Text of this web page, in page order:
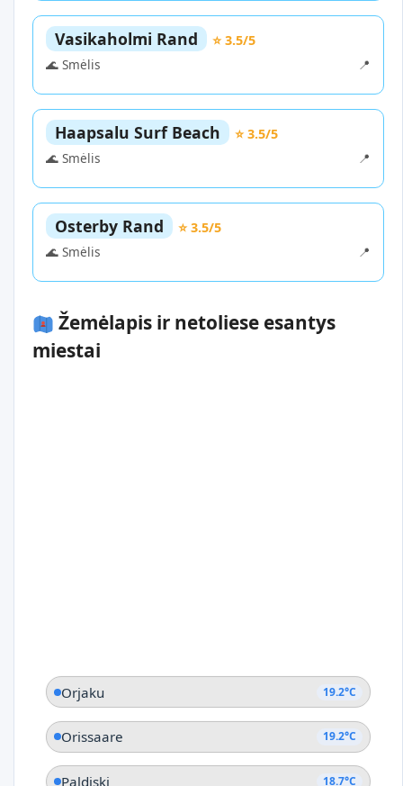
Vasikaholmi Rand
⭐ 3.5/5
🌊 Smėlis
📍
Haapsalu Surf Beach
⭐ 3.5/5
🌊 Smėlis
📍
Osterby Rand
⭐ 3.5/5
🌊 Smėlis
📍
Žemėlapis ir netoliese esantys
miestai
Orjaku 19.2°C
Orissaare 19.2°C
Paldiski 18.7°C